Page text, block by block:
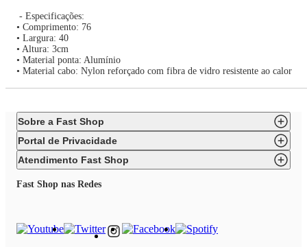
- Especificações:
• Comprimento: 76
• Largura: 40
• Altura: 3cm
• Material ponta: Alumínio
• Material cabo: Nylon reforçado com fibra de vidro resistente ao calor
Sobre a Fast Shop
Portal de Privacidade
Atendimento Fast Shop
Fast Shop nas Redes